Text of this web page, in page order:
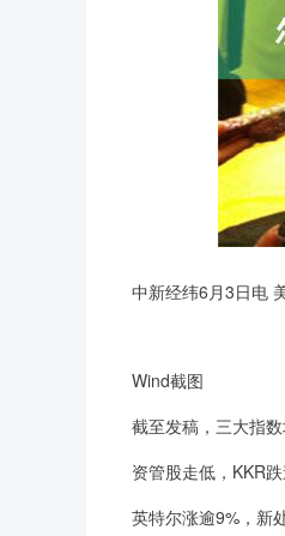
中新经纬6月3日电 美
Wind截图
截至发稿，三大指数
资管股走低，KKR跌
英特尔涨逾9%，新处